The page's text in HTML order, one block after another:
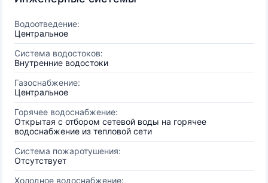
Водоотведение:
Центральное
Система водостоков:
Внутренние водостоки
Газоснабжение:
Центральное
Горячее водоснабжение:
Открытая с отбором сетевой воды на горячее
водоснабжение из тепловой сети
Система пожаротушения:
Отсутствует
Холодное водоснабжение: